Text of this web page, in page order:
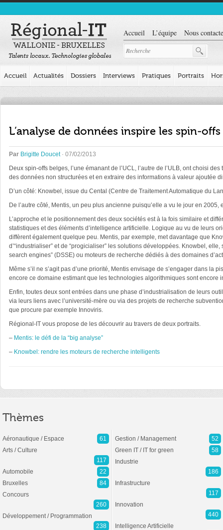
Accueil L’équipe Nous
Accueil Actualités Dossiers Interviews Pratiques Portraits
L’analyse de données inspire les spin-
Par Brigitte Doucet· 07/02/2013
Deux spin-offs belges, l’une émanant de l’UCL, l’autre de l’ULB, ont choisi
des données non structurées et en extraire des informations à valeur ajoutée
D’un côté: Knowbel, issue du Cental (Centre de Traitement Automatique du
De l’autre côté, Mentis, un peu plus ancienne puisqu’elle a vu le jour en
L’approche et le positionnement des deux sociétés est à la fois similaire et
statistiques et des éléments d’intelligence artificielle. Logique au vu de leurs
diffèrent également quelque peu. Mentis, par exemple, met davantage que
d’“industrialiser” et de “progicialiser” les solutions développées. Knowbel,
search engines” (DSSE) ou moteurs de recherche dédiés à des domaines
Même s’il ne s’agit pas d’une priorité, Mentis envisage de s’engager dans
encore ce domaine estimant que les technologies algorithmiques sont encore
Enfin, toutes deux sont entrées dans une phase d’industrialisation de leurs
via leurs liens avec l’université-mère ou via des projets de recherche
que procure par exemple Innoviris.
Régional-IT vous propose de les découvrir au travers de deux portraits.
– Mentis: le défi de la “big analyse”
– Knowbel: rendre les moteurs de recherche intelligents
Thèmes
Aéronautique / Espace
61
Arts / Culture
117
Automobile
22
Bruxelles
84
Concours
260
Développement / Programmation
238
Gestion / Management
52
Green IT / IT for green
58
Industrie
186
Infrastructure
117
Innovation
440
Intelligence Artificielle